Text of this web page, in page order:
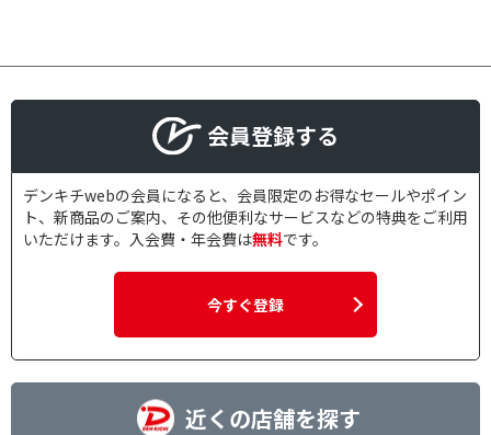
会員登録する
デンキチwebの会員になると、会員限定のお得なセールやポイン
ト、新商品のご案内、その他便利なサービスなどの特典をご利用
いただけます。入会費・年会費は無料です。
今すぐ登録
近くの店舗を探す